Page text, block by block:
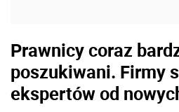
Prawnicy coraz
poszukiwani. Firmy
ekspertów od